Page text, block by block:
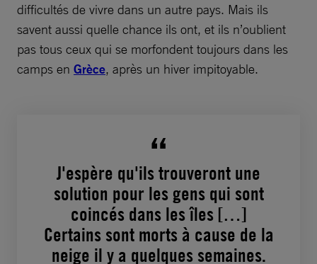
difficultés de vivre dans un autre pays. Mais ils
savent aussi quelle chance ils ont, et ils n’oublient
pas tous ceux qui se morfondent toujours dans les
camps en Grèce, après un hiver impitoyable.
J'espère qu'ils trouveront une
solution pour les gens qui sont
coincés dans les îles […]
Certains sont morts à cause de la
neige il y a quelques semaines.